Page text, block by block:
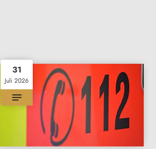
31
Juli 2026